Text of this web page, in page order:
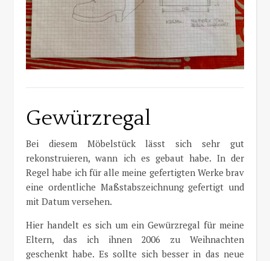
Gewürzregal
Bei diesem Möbelstück lässt sich sehr gut
rekonstruieren, wann ich es gebaut habe. In der
Regel habe ich für alle meine gefertigten Werke brav
eine ordentliche Maßstabszeichnung gefertigt und
mit Datum versehen.
Hier handelt es sich um ein Gewürzregal für meine
Eltern, das ich ihnen 2006 zu Weihnachten
geschenkt habe. Es sollte sich besser in das neue